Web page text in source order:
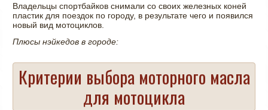
Владельцы спортбайков снимали со своих железных коней
пластик для поездок по городу, в результате чего и появился
новый вид мотоциклов.
Плюсы нэйкедов в городе:
Критерии выбора моторного масла
для мотоцикла